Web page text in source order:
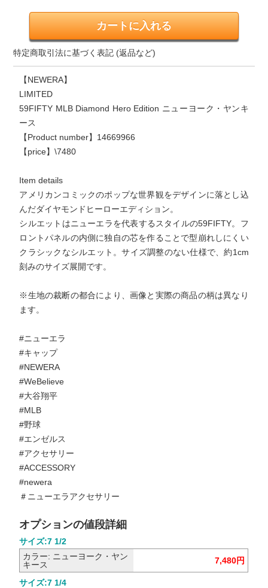
特定商取引法に基づく表記 (返品など)
【NEWERA】
LIMITED
59FIFTY MLB Diamond Hero Edition ニューヨーク・ヤンキ
ース
【Product number】14669966
【price】\7480
Item details
アメリカンコミックのポップな世界観をデザインに落とし込
んだダイヤモンドヒーローエディション。
シルエットはニューエラを代表するスタイルの59FIFTY。フ
ロントパネルの内側に独自の芯を作ることで型崩れしにくい
クラシックなシルエット。サイズ調整のない仕様で、約1cm
刻みのサイズ展開です。
※生地の裁断の都合により、画像と実際の商品の柄は異なり
ます。
#ニューエラ
#キャップ
#NEWERA
#WeBelieve
#大谷翔平
#MLB
#野球
#エンゼルス
#アクセサリー
#ACCESSORY
#newera
＃ニューエラアクセサリー
オプションの値段詳細
サイズ:7 1/2
カラー: ニューヨーク・ヤン
キース
7,480円
サイズ:7 1/4